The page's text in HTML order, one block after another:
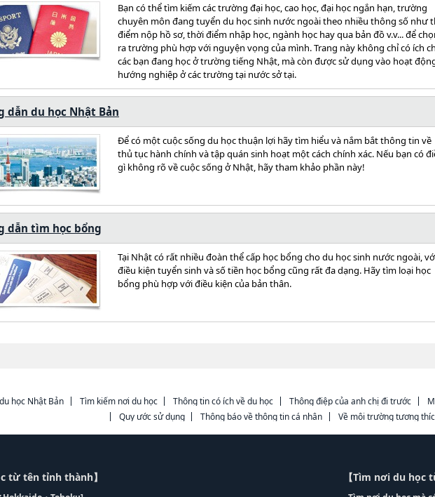
Bạn có thể tìm kiếm các trường đại học, cao học, đại học ngắn hạn, trường
chuyên môn đang tuyển du học sinh nước ngoài theo nhiều thông số như
điểm nộp hồ sơ, thời điểm nhập học, ngành học hay qua bản đồ v.v... để
ra trường phù hợp với nguyện vọng của mình. Trang này không chỉ có ích
các bạn đang học ở trường tiếng Nhật, mà còn được sử dụng vào hoạt
hướng nghiệp ở các trường tại nước sở tại.
dẫn du học Nhật Bản
Để có một cuộc sống du học thuận lợi hãy tìm hiểu và nắm bắt thông tin về
thủ tục hành chính và tập quán sinh hoạt một cách chính xác. Nếu bạn có
gì không rõ về cuộc sống ở Nhật, hãy tham khảo phần này!
dẫn tìm học bổng
Tại Nhật có rất nhiều đoàn thể cấp học bổng cho du học sinh nước ngoài,
điều kiện tuyển sinh và số tiền học bổng cũng rất đa dạng. Hãy tìm loại học
bổng phù hợp với điều kiện của bản thân.
học Nhật Bản Tìm kiếm nơi du học Thông tin có ích về du học Thông điệp của anh chị đi trước
Quy ước sử dụng
Thông báo về thông tin cá nhân Về môi trường tương
từ tên tỉnh thành】 【Tìm nơi du học